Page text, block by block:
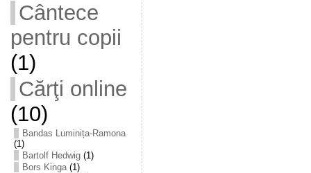
Cântece
pentru copii
(1)
Cărţi online
(10)
Bandas Luminița-Ramona
(1)
Bartolf Hedwig(1)
Bors Kinga(1)